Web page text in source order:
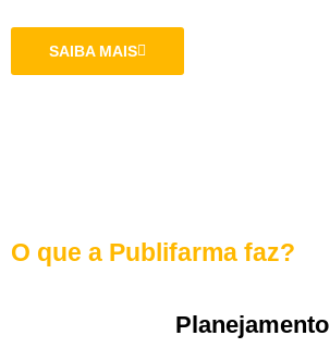
SAIBA MAIS
O que a Publifarma faz?
Planejamento